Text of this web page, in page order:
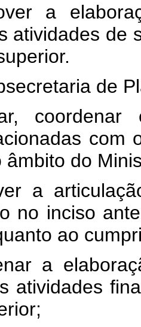
a
atividades de
de
coordenar
com
âmbito do
a
no inciso
ao
a
atividades